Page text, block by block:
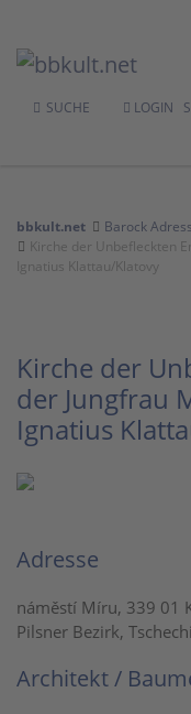
SUCHE LOGIN
bbkult.net
Barock
Kirche der Unbefleckten
Ignatius Klattau/Klatovy
Kirche der
der Jungfrau
Ignatius
Adresse
náměstí Míru, 339 01
Pilsner Bezirk,
Architekt /